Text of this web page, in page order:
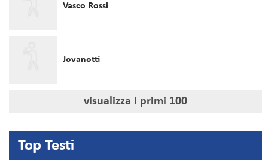
Vasco Rossi
Jovanotti
visualizza i primi 100
Top Testi